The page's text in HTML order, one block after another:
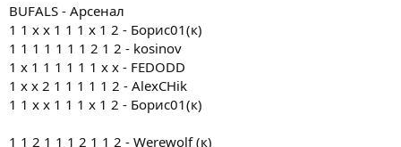
BUFALS - Арсенал
1 1 х х 1 1 1 х 1 2 - Борис01(к)
1 1 1 1 1 1 1 2 1 2 - kosinov
1 х 1 1 1 1 1 1 х х - FEDODD
1 х х 2 1 1 1 1 1 2 - AlexCHik
1 1 х х 1 1 1 х 1 2 - Борис01(к)
1 1 2 1 1 1 2 1 1 2 - Werewolf (к)